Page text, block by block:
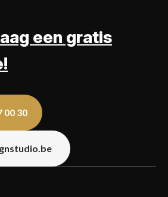
een gratis
00 30